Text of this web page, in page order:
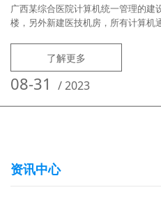
广西某综合医院计算机统一管理的
楼，另外新建医技机房，所有计算机
医院内网使用外来USB存储，经常造
员无法断网逐一排查，造成无法彻底
关机、重启，怕关机、重启后计算机
不同的本地或网
了解更多
08-31 /2023
资讯中心